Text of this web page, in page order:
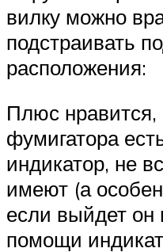
вилку можно
подстраивать
расположения:
Плюс нравится,
фумигатора
индикатор, не
имеют (а
если выйдет он
помощи